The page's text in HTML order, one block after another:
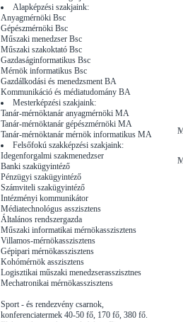
Alapképzési szakjaink:
Anyagmérnöki Bsc
Gépészmérnöki Bsc
Műszaki menedzser Bsc
Műszaki szakoktató Bsc
Gazdaságinformatikus Bsc
Mérnök informatikus Bsc
Gazdálkodási és menedzsment BA
Kommunikáció és médiatudomány BA
Mesterképzési szakjaink:
Tanár-mérnöktanár anyagmérnöki MA
Tanár-mérnöktanár gépészmérnöki MA
Tanár-mérnöktanár mérnök informatikus MA
Felsőfokú szakképzési szakjaink:
Idegenforgalmi szakmenedzser
Banki szakügyintéző
Pénzügyi szakügyintéző
Számviteli szakügyintéző
Intézményi kommunikátor
Médiatechnológus asszisztens
Általános rendszergazda
Műszaki informatikai mérnökasszisztens
Villamos-mérnökasszisztens
Gépipari mérnökasszisztens
Kohómérnök asszisztens
Logisztikai műszaki menedzserasszisztnes
Mechatronikai mérnökasszisztens
Sport - és rendezvény csarnok,
konferenciatermek 40-50 fő, 170 fő, 380 fő.